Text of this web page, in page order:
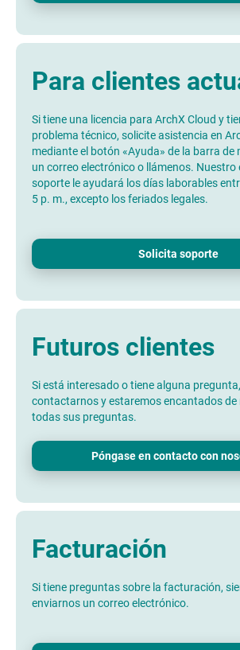
Para clientes
Si tiene una licencia para ArchX Cloud y
problema técnico, solicite asistencia en
mediante el botón «Ayuda» de la barra de
un correo electrónico o llámenos. Nuestro
soporte le ayudará los días laborables
5 p. m., excepto los feriados legales.
Solicita soporte
Futuros clientes
Si está interesado o tiene alguna
contactarnos y estaremos encantados de
todas sus preguntas.
Póngase en contacto con
Facturación
Si tiene preguntas sobre la facturación,
enviarnos un correo electrónico.